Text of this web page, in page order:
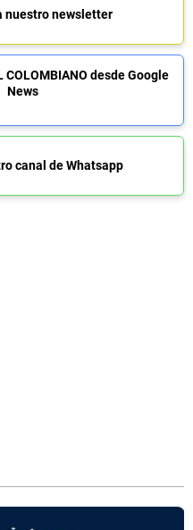
nuestro newsletter
desde Google
News
canal de Whatsapp